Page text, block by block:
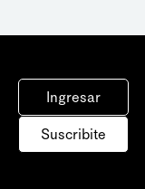
Ingresar
Suscribite